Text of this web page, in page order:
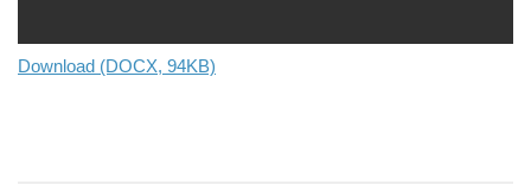
Download (DOCX, 94KB)